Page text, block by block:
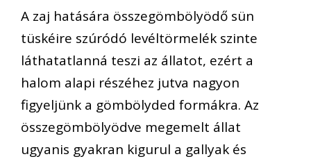
A zaj hatására összegömbölyödő sün
tüskéire szúródó levéltörmelék szinte
láthatatlanná teszi az állatot, ezért a
halom alapi részéhez jutva nagyon
figyeljünk a gömbölyded formákra. Az
összegömbölyödve megemelt állat
ugyanis gyakran kigurul a gallyak és